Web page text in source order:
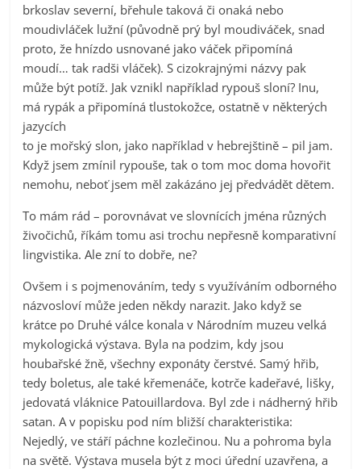
brkoslav severní, břehule taková či onaká nebo
moudivláček lužní (původně prý byl moudiváček, snad
proto, že hnízdo usnované jako váček připomíná
moudí… tak radši vláček). S cizokrajnými názvy pak
může být potíž. Jak vznikl například rypouš sloní? Inu,
má rypák a připomíná tlustokožce, ostatně v některých
jazycích
to je mořský slon, jako například v hebrejštině – pil jam.
Když jsem zmínil rypouše, tak o tom moc doma hovořit
nemohu, neboť jsem měl zakázáno jej předvádět dětem.
To mám rád – porovnávat ve slovnících jména různých
živočichů, říkám tomu asi trochu nepřesně komparativní
lingvistika. Ale zní to dobře, ne?
Ovšem i s pojmenováním, tedy s využíváním odborného
názvosloví může jeden někdy narazit. Jako když se
krátce po Druhé válce konala v Národním muzeu velká
mykologická výstava. Byla na podzim, kdy jsou
houbařské žně, všechny exponáty čerstvé. Samý hřib,
tedy boletus, ale také křemenáče, kotrče kadeřavé, lišky,
jedovatá vláknice Patouillardova. Byl zde i nádherný hřib
satan. A v popisku pod ním bližší charakteristika:
Nejedlý, ve stáří páchne kozlečinou. Nu a pohroma byla
na světě. Výstava musela být z moci úřední uzavřena, a